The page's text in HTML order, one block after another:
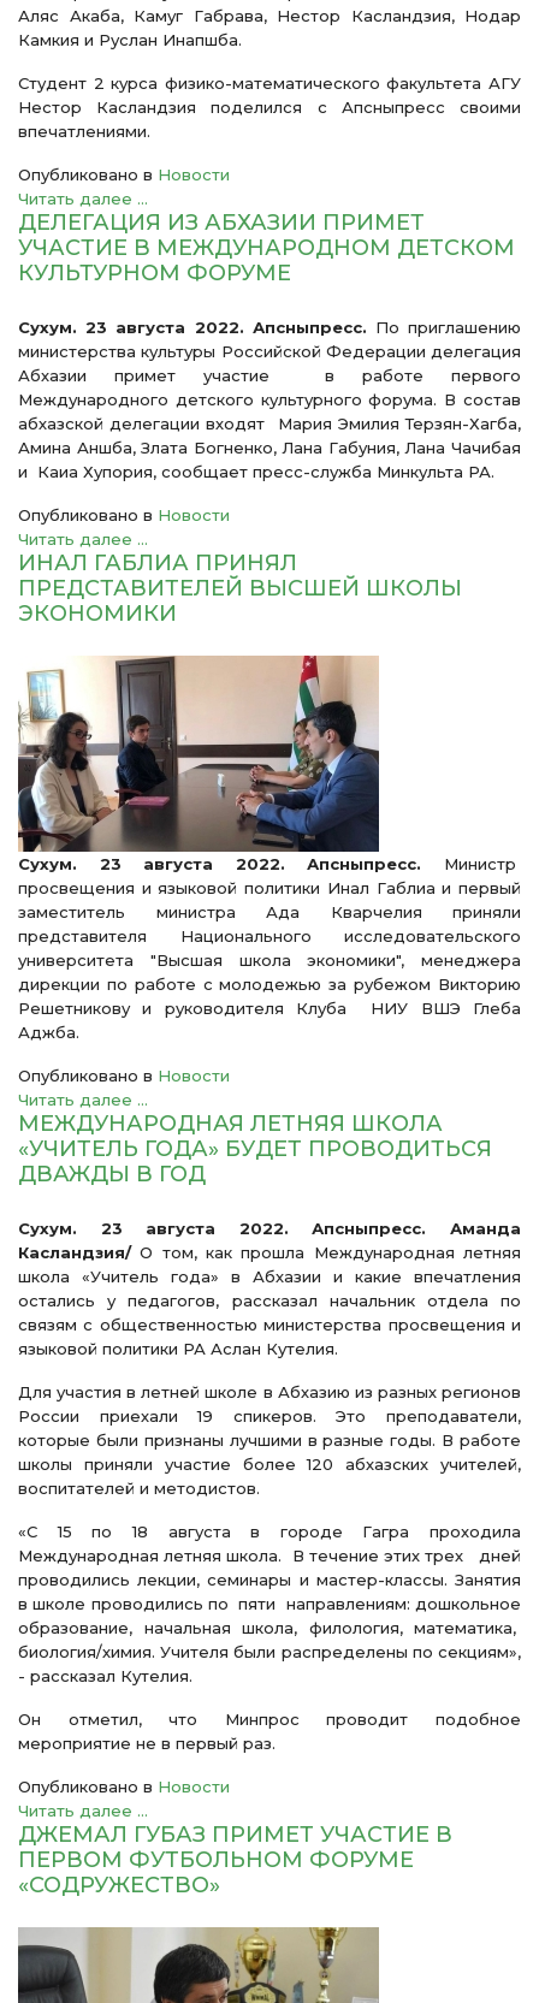
Аляс Акаба, Камуг Габрава, Нестор Касландзия, Нодар
Камкия и Руслан Инапшба.
Студент 2 курса физико-математического факультета АГУ
Нестор Касландзия поделился с Апсныпресс своими
впечатлениями.
Опубликовано в Новости
Читать далее ...
ДЕЛЕГАЦИЯ ИЗ АБХАЗИИ ПРИМЕТ
УЧАСТИЕ В МЕЖДУНАРОДНОМ ДЕТСКОМ
КУЛЬТУРНОМ ФОРУМЕ
Сухум. 23 августа 2022. Апсныпресс. По приглашению
министерства культуры Российской Федерации делегация
Абхазии примет участие в работе первого
Международного детского культурного форума. В состав
абхазской делегации входят Мария Эмилия Терзян-Хагба,
Амина Аншба, Злата Богненко, Лана Габуния, Лана Чачибая
и Каиа Хупория, сообщает пресс-служба Минкульта РА.
Опубликовано в Новости
Читать далее ...
ИНАЛ ГАБЛИА ПРИНЯЛ
ПРЕДСТАВИТЕЛЕЙ ВЫСШЕЙ ШКОЛЫ
ЭКОНОМИКИ
Сухум. 23 августа 2022. Апсныпресс. Министр
просвещения и языковой политики Инал Габлиа и первый
заместитель министра Ада Кварчелия приняли
представителя Национального исследовательского
университета "Высшая школа экономики", менеджера
дирекции по работе с молодежью за рубежом Викторию
Решетникову и руководителя Клуба НИУ ВШЭ Глеба
Аджба.
Опубликовано в Новости
Читать далее ...
МЕЖДУНАРОДНАЯ ЛЕТНЯЯ ШКОЛА
«УЧИТЕЛЬ ГОДА» БУДЕТ ПРОВОДИТЬСЯ
ДВАЖДЫ В ГОД
Сухум. 23 августа 2022. Апсныпресс. Аманда
Касландзия/О том, как прошла Международная летняя
школа «Учитель года» в Абхазии и какие впечатления
остались у педагогов, рассказал начальник отдела по
связям с общественностью министерства просвещения и
языковой политики РА Аслан Кутелия.
Для участия в летней школе в Абхазию из разных регионов
России приехали 19 спикеров. Это преподаватели,
которые были признаны лучшими в разные годы. В работе
школы приняли участие более 120 абхазских учителей,
воспитателей и методистов.
«С 15 по 18 августа в городе Гагра проходила
Международная летняя школа. В течение этих трех дней
проводились лекции, семинары и мастер-классы. Занятия
в школе проводились по пяти направлениям: дошкольное
образование, начальная школа, филология, математика,
биология/химия. Учителя были распределены по секциям»,
- рассказал Кутелия.
Он отметил, что Минпрос проводит подобное
мероприятие не в первый раз.
Опубликовано в Новости
Читать далее ...
ДЖЕМАЛ ГУБАЗ ПРИМЕТ УЧАСТИЕ В
ПЕРВОМ ФУТБОЛЬНОМ ФОРУМЕ
«СОДРУЖЕСТВО»